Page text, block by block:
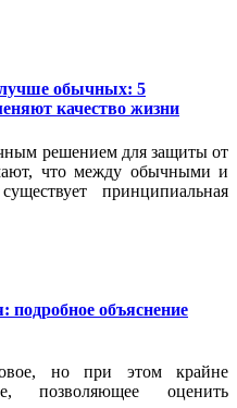
обычных: 5
качество жизни
решением для защиты от
что между обычными и
принципиальная
подробное объяснение
но при этом крайне
позволяющее оценить